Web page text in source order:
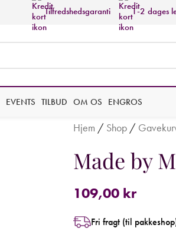
Tilfredshedsgaranti 1-2 dages
EVENTS TILBUD OM OS ENGROS
Hjem / Shop/
Made by
109,00 kr
Fri fragt (til